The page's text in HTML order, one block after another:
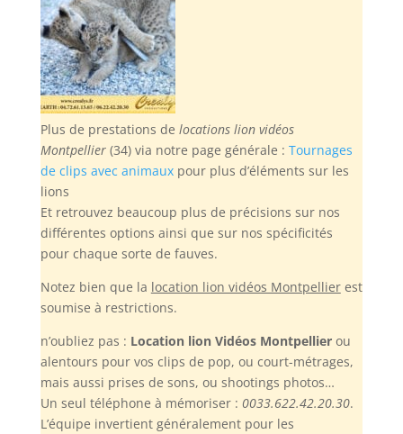
Plus de prestations de locations lion vidéos
Montpellier(34) via notre page générale : Tournages
de clips avec animauxpour plus d’éléments sur les
lions
Et retrouvez beaucoup plus de précisions sur nos
différentes options ainsi que sur nos spécificités
pour chaque sorte de fauves.
Notez bien que la location lion vidéos Montpellierest
soumise à restrictions.
n’oubliez pas : Location lion Vidéos Montpellierou
alentours pour vos clips de pop, ou court-métrages,
mais aussi prises de sons, ou shootings photos…
Un seul téléphone à mémoriser : 0033.622.42.20.30.
L’équipe invertient généralement pour les